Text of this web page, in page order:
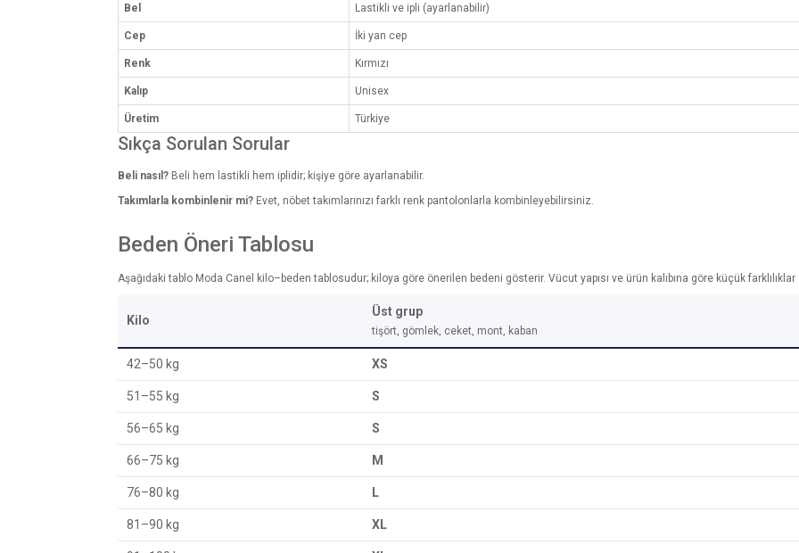
Bel Lastikli ve ipli (ayarlanabilir)
Cep İki yan cep
Renk Kırmızı
Kalıp Unisex
Üretim Türkiye
Sıkça Sorulan Sorular
Beli nasıl? Beli hem lastikli hem iplidir; kişiye göre ayarlanabilir.
Takımlarla kombinlenir mi? Evet, nöbet takımlarınızı farklı renk pantolonlarla kombinleyebilirsiniz.
Beden Öneri Tablosu
Aşağıdaki tablo Moda Canel kilo–beden tablosudur; kiloya göre önerilen bedeni gösterir. Vücut yapısı ve ürün kalıbına göre küçük farklılıklar
Kilo
Üst grup
tişört, gömlek, ceket, mont, kaban
42–50 kg XS
51–55 kg S
56–65 kg S
66–75 kg M
76–80 kg L
81–90 kg XL